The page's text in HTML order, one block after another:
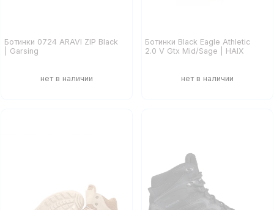
Ботинки 0724 ARAVI ZIP Black
| Garsing
Ботинки Black Eagle Athletic
2.0 V Gtx Mid/Sage | HAIX